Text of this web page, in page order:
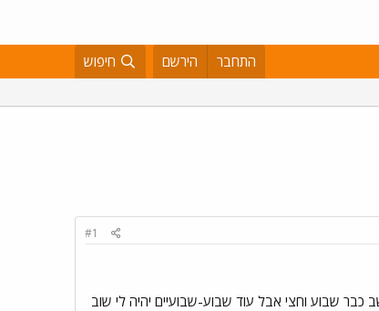
התחבר הירשם חיפוש
#1
כבר שבוע וחצי אבל עוד שבוע-שבועיים יהיה לי שוב